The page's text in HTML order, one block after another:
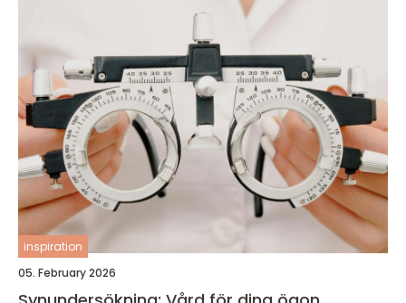
inspiration
05. February 2026